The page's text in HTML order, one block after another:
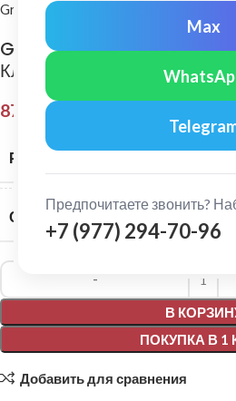
Max
Предпочитаете звонить?
+7 (977) 294-70-96
Grand Line
Grand Line: Угол желоба
Классика 135° Шоколад
879,00
РАЗМЕР СИСТЕМЫ
СЕРИЯ
В
ПОКУПКА В 1
Alternative:
Добавить для сравнения